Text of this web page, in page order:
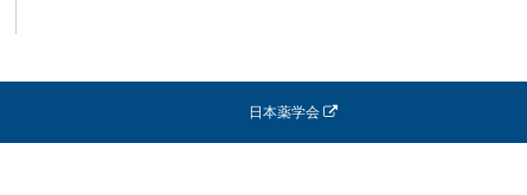
日本薬学会